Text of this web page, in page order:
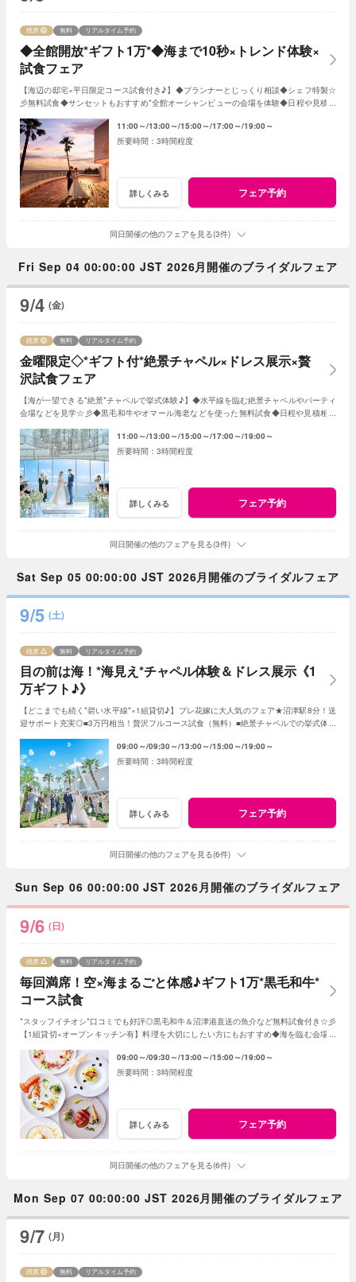
◆全館開放*ギフト1万*◆海まで10秒×トレンド体験×
試食フェア
残席 無料 リアルタイム予約
【海辺の邸宅×平日限定コース試食付き♪】◆プランナーとじっくり相談◆シェフ特製☆
彡無料試食◆サンセットもおすすめ*全館オーシャンビューの会場を体験◆日程や見積り
11:00～ 13:00～ 15:00～ 17:00～ 19:00～
3時間程度
詳しくみる フェア予約
同日開催の他のフェアを見る(3件)
Fri Sep 04 00:00:00 JST 2026月開催のブライダルフェア
9/4 (金)
金曜限定◇*ギフト付*絶景チャペル×ドレス展示×贅
沢試食フェア
残席 無料 リアルタイム予約
【海が一望できる*絶景*チャペルで挙式体験♪】◆水平線を臨む絶景チャペルやパーティ
会場などを見学☆彡◆黒毛和牛やオマール海老などを使った無料試食◆日程や見積相談
11:00～ 13:00～ 15:00～ 17:00～ 19:00～
3時間程度
詳しくみる フェア予約
同日開催の他のフェアを見る(3件)
Sat Sep 05 00:00:00 JST 2026月開催のブライダルフェア
9/5 (土)
目の前は海！*海見え*チャペル体験＆ドレス展示《1
万ギフト♪》
残席 無料 リアルタイム予約
【どこまでも続く*碧い水平線*×1組貸切♪】プレ花嫁に大人気のフェア★沼津駅8分！送
迎サポート充実◎■3万円相当！贅沢フルコース試食（無料）■絶景チャペルでの挙式体験
09:00～ 09:30～ 13:00～ 15:00～ 19:00～
3時間程度
詳しくみる フェア予約
同日開催の他のフェアを見る(6件)
Sun Sep 06 00:00:00 JST 2026月開催のブライダルフェア
9/6 (日)
毎回満席！空×海まるごと体感♪ギフト1万*黒毛和牛*
コース試食
残席 無料 リアルタイム予約
*スタッフイチオシ*口コミでも好評◎黒毛和牛＆沼津港直送の魚介など無料試食付き☆彡
【1組貸切×オープンキッチン有】料理を大切にしたい方にもおすすめ◆海を臨む会場の
09:00～ 09:30～ 13:00～ 15:00～ 19:00～
3時間程度
詳しくみる フェア予約
同日開催の他のフェアを見る(6件)
Mon Sep 07 00:00:00 JST 2026月開催のブライダルフェア
9/7 (月)
残席 無料 リアルタイム予約